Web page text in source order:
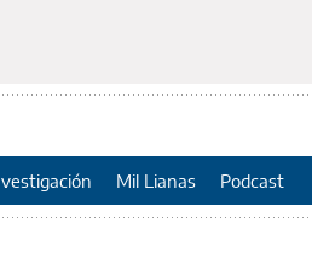
Mil Lianas Podcast